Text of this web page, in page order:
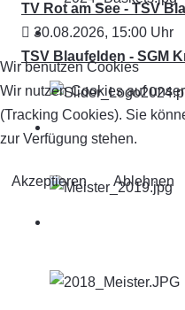
TV Rot am See - TSV
30.08.2026, 15:00 Uhr
TSV Blaufelden - SGM
Wir benutzen Cookies
Wir nutzen Cookies auf
(Tracking Cookies). Sie
zur Verfügung stehen.
Akzeptieren
Ablehnen